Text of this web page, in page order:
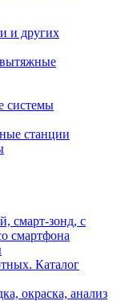
и других
системы
станции
смарт-зонд, с
смартфона
Каталог
окраска, анализ